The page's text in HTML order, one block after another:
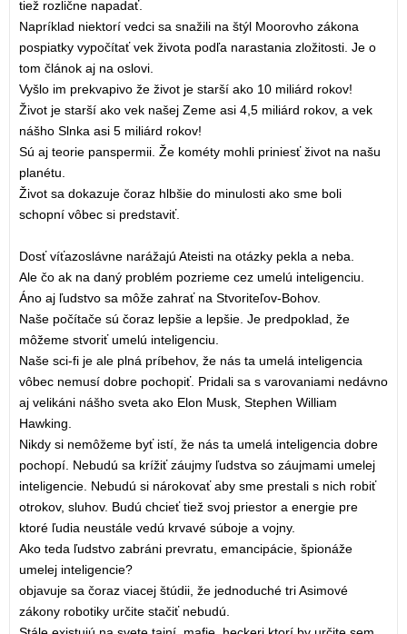
tiež rozlične napadať.
Napríklad niektorí vedci sa snažili na štýl Moorovho zákona
pospiatky vypočítať vek života podľa narastania zložitosti. Je o
tom článok aj na oslovi.
Vyšlo im prekvapivo že život je starší ako 10 miliárd rokov!
Život je starší ako vek našej Zeme asi 4,5 miliárd rokov, a vek
nášho Slnka asi 5 miliárd rokov!
Sú aj teorie panspermii. Že kométy mohli priniesť život na našu
planétu.
Život sa dokazuje čoraz hlbšie do minulosti ako sme boli
schopní vôbec si predstaviť.
Dosť víťazoslávne narážajú Ateisti na otázky pekla a neba.
Ale čo ak na daný problém pozrieme cez umelú inteligenciu.
Áno aj ľudstvo sa môže zahrať na Stvoriteľov-Bohov.
Naše počítače sú čoraz lepšie a lepšie. Je predpoklad, že
môžeme stvoriť umelú inteligenciu.
Naše sci-fi je ale plná príbehov, že nás ta umelá inteligencia
vôbec nemusí dobre pochopiť. Pridali sa s varovaniami nedávno
aj velikáni nášho sveta ako Elon Musk, Stephen William
Hawking.
Nikdy si nemôžeme byť istí, že nás ta umelá inteligencia dobre
pochopí. Nebudú sa krížiť záujmy ľudstva so záujmami umelej
inteligencie. Nebudú si nárokovať aby sme prestali s nich robiť
otrokov, sluhov. Budú chcieť tiež svoj priestor a energie pre
ktoré ľudia neustále vedú krvavé súboje a vojny.
Ako teda ľudstvo zabráni prevratu, emancipácie, špionáže
umelej inteligencie?
objavuje sa čoraz viacej štúdii, že jednoduché tri Asimové
zákony robotiky určite stačiť nebudú.